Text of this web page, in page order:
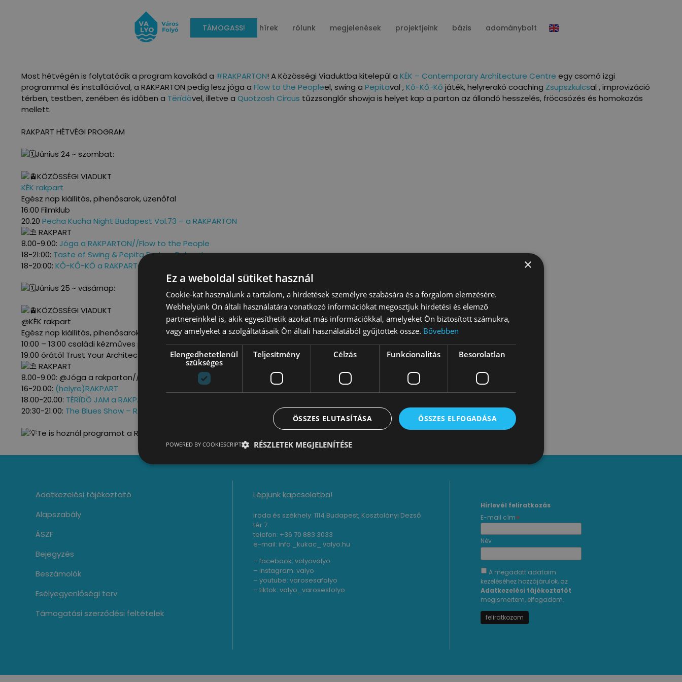
TÁMOGASS! hírek rólunk megjelenések projektjeink bázis adománybolt
Most hétvégén is folytatódik a program kavalkád a #RAKPARTON! A Közösségi Viaduktba kitelepül a KÉK – Contemporary Architecture Centre egy csomó izgi
programmal és installációval, a RAKPARTON pedig lesz jóga a Flow to the Peopleel, swing a Pepitaval ,Kő-Kő-Kő játék, helyrerakó coaching Zsupszkulcsal , improvizáció
térben, testben, zenében és időben a Tërïdövel, illetve a Quotzosh Circus tűzzsonglőr showja is helyet kap a parton az állandó hesszelés, fröccsözés és homokozás
mellett.
RAKPART HÉTVÉGI PROGRAM
Június 24 ~ szombat:
KÖZÖSSÉGI VIADUKT
KÉK rakpart
Egész nap kiállítás, pihenősarok, üzenőfal
16:00 Filmklub
20.20 Pecha Kucha Night Budapest Vol.73 – a RAKPARTON
RAKPART
8.00-9.00: Jóga a RAKPARTON//Flow to the People
18-21:00: Taste of Swing & Pepita Party a Rakparton
18-20:00: KŐ-KŐ-KŐ a RAKPARTON
Június 25 ~ vasárnap:
KÖZÖSSÉGI VIADUKT
@KÉK rakpart
Egész nap kiállítás, pihenősarok, üzenőfal
10:00 – 13:00 családi kézműves progik
19.00 órától Trust Your Architect!
RAKPART
8.00-9.00: @Jóga a rakparton//Flow to the People
16-20.00: (helyre)RAKPART
18.00-20.00: TËRÏDÖ JAM a RAKPARTon!
20:30-21:00: The Blues Show – RAKPART
Te is hoznál programot a RAKPARTRA? Jelentkezz program ötleteddel ezen a linken:https://bit.ly/rakpart2023
Adatkezelési tájékoztató
Alapszabály
ÁSZF
Bejegyzés
Beszámolók
Esélyegyenlőségi terv
Támogatási szerződési feltételek
Lépjünk kapcsolatba!
iroda és székhely: 1114 Budapest, Kosztolányi Dezső
tér 7.
telefon: +36 70 883 3033
e-mail: info _kukac_ valyo.hu
– facebook: valyovalyo
– instagram: valyo
– youtube: varosesafolyo
– tiktok: valyo_varosesfolyo
Hírlevél feliratkozás
E-mail cím*
Név
A megadott adataim
kezeléséhez hozzájárulok, az
Adatkezelési tájékoztatót
megismertem, elfogadom.
×
Ez a weboldal sütiket használ
Cookie-kat használunk a tartalom, a hirdetések személyre szabására és a forgalom elemzésére.
Webhelyünk Ön általi használatára vonatkozó információkat megosztjuk hirdetési és elemző
partnereinkkel is, akik egyesíthetik azokat más információkkal, amelyeket Ön biztosított számukra,
vagy amelyeket a szolgáltatásaik Ön általi használatából gyűjtöttek össze. Bővebben
Elengedhetetlenül
szükséges
Teljesítmény Célzás Funkcionalitás Besorolatlan
ÖSSZES ELFOGADÁSA
ÖSSZES ELUTASÍTÁSA
RÉSZLETEK MEGJELENÍTÉSE
POWERED BY COOKIESCRIPT